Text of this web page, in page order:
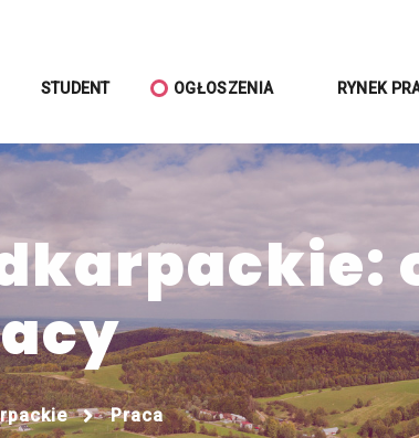
STUDENT OGŁOSZENIA RYNEK
Praca